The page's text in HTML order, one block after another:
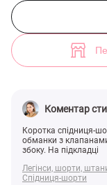
Коментар
Коротка спідниця-
обманки з
збоку. На підкладці
Легінси, шорти,
Спідниця-шорти
Чорна спідниця-шорти